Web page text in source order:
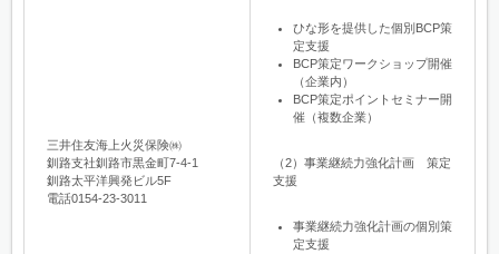
三井住友海上火災保険㈱
釧路支社釧路市黒金町7-4-1
釧路太平洋興発ビル5F
電話0154-23-3011
ひな形を提供した個別BCP策
定支援
BCP策定ワークショップ開催
（企業内）
BCP策定ポイントセミナー開
催（複数企業）
（2）事業継続力強化計画 策定
支援
事業継続力強化計画の個別策
定支援